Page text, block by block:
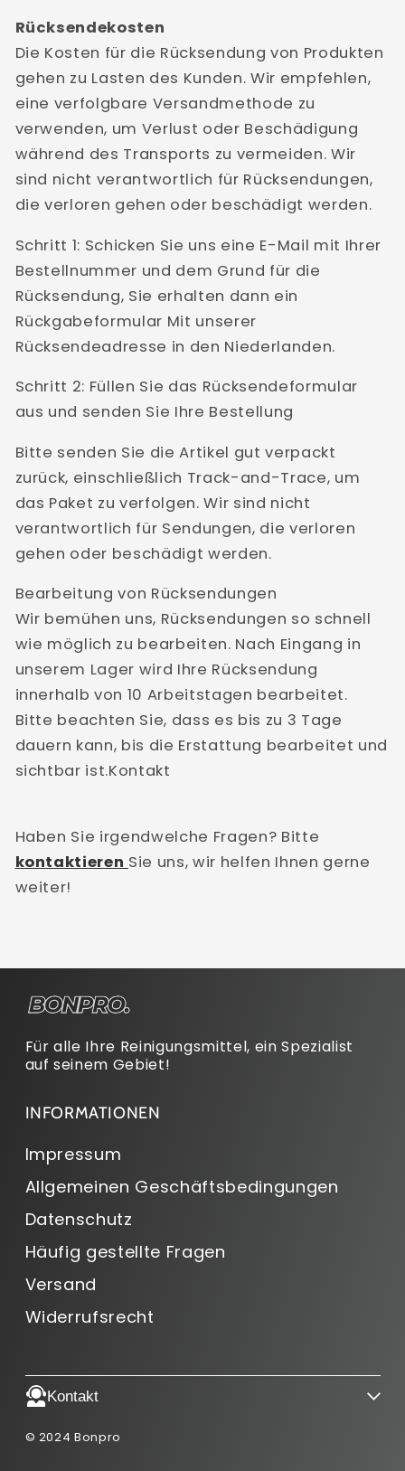
Rücksendekosten
Die Kosten für die Rücksendung von Produkten
gehen zu Lasten des Kunden. Wir empfehlen,
eine verfolgbare Versandmethode zu
verwenden, um Verlust oder Beschädigung
während des Transports zu vermeiden. Wir
sind nicht verantwortlich für Rücksendungen,
die verloren gehen oder beschädigt werden.
Schritt 1: Schicken Sie uns eine E-Mail mit Ihrer
Bestellnummer und dem Grund für die
Rücksendung, Sie erhalten dann ein
Rückgabeformular Mit unserer
Rücksendeadresse in den Niederlanden.
Schritt 2: Füllen Sie das Rücksendeformular
aus und senden Sie Ihre Bestellung
Bitte senden Sie die Artikel gut verpackt
zurück, einschließlich Track-and-Trace, um
das Paket zu verfolgen. Wir sind nicht
verantwortlich für Sendungen, die verloren
gehen oder beschädigt werden.
Bearbeitung von Rücksendungen
Wir bemühen uns, Rücksendungen so schnell
wie möglich zu bearbeiten. Nach Eingang in
unserem Lager wird Ihre Rücksendung
innerhalb von 10 Arbeitstagen bearbeitet.
Bitte beachten Sie, dass es bis zu 3 Tage
dauern kann, bis die Erstattung bearbeitet und
sichtbar ist.Kontakt
Haben Sie irgendwelche Fragen? Bitte
kontaktieren Sie uns, wir helfen Ihnen gerne
weiter!
Für alle Ihre Reinigungsmittel, ein Spezialist
auf seinem Gebiet!
INFORMATIONEN
Impressum
Allgemeinen Geschäftsbedingungen
Datenschutz
Häufig gestellte Fragen
Versand
Widerrufsrecht
Kontakt
© 2024 Bonpro